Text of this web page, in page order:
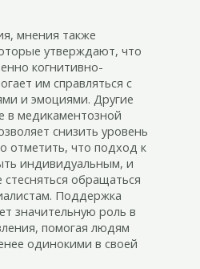
мнения также
утверждают, что
когнитивно-
им справляться с
и эмоциями. Другие
в медикаментозной
снизить уровень
отметить, что подход к
индивидуальным, и
обращаться
Поддержка
значительную роль в
помогая людям
одинокими в своей